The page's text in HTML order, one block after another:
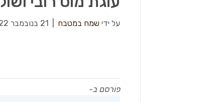
על ידי שמח במטבח 21 בנובמבר 2022
פורסם ב-